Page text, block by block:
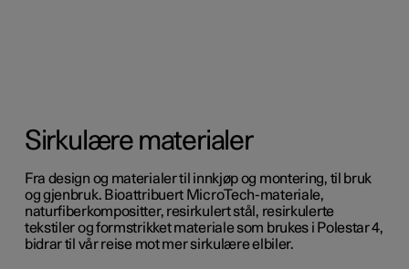
Sirkulære materialer
Fra design og materialer til innkjøp og montering, til bruk
og gjenbruk. Bioattribuert MicroTech-materiale,
naturfiberkompositter, resirkulert stål, resirkulerte
tekstiler og formstrikket materiale som brukes i Polestar 4,
bidrar til vår reise mot mer sirkulære elbiler.